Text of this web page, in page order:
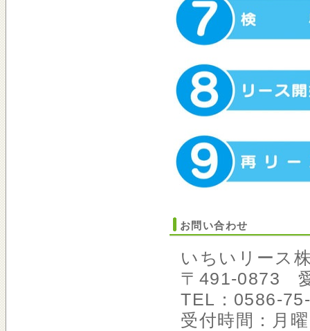
お問い合わせ
いちいリース
〒491-0873 愛
TEL：0586-
受付時間：月